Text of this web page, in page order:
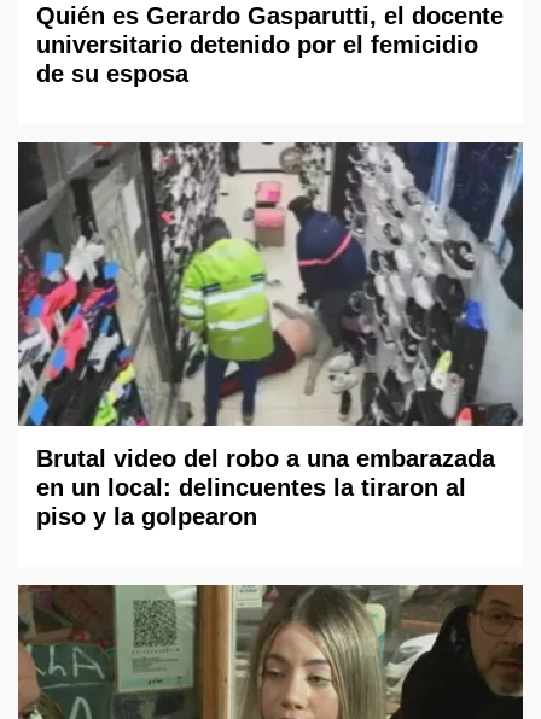
Quién es Gerardo Gasparutti, el docente
universitario detenido por el femicidio
de su esposa
Brutal video del robo a una embarazada
en un local: delincuentes la tiraron al
piso y la golpearon